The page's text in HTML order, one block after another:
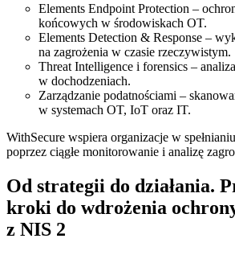
Elements Endpoint Protection –
końcowych w środowiskach OT.
Elements Detection & Response –
na zagrożenia w czasie rzeczywistym.
Threat Intelligence i forensics –
w dochodzeniach.
Zarządzanie podatnościami –
w systemach OT, IoT oraz IT.
WithSecure wspiera organizacje w
poprzez ciągłe monitorowanie i analizę
Od strategii do działania.
kroki do wdrożenia
z NIS 2